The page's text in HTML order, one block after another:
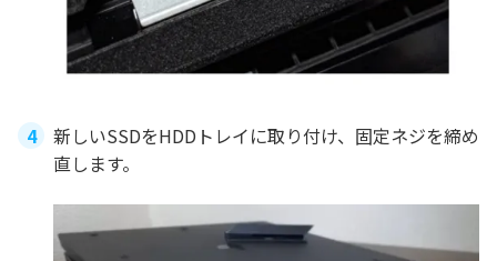
新しいSSDをHDDトレイに取り付け、固定ネジを締め
直します。